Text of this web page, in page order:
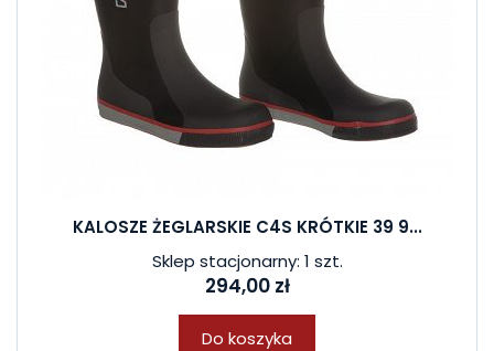
KALOSZE ŻEGLARSKIE C4S KRÓTKIE 39 9...
Sklep stacjonarny: 1 szt.
294,00 zł
Do koszyka